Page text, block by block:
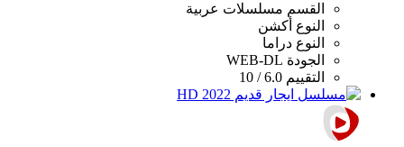
القسم مسلسلات عربية
النوع أكشن
النوع دراما
الجودة WEB-DL
التقييم 6.0 / 10